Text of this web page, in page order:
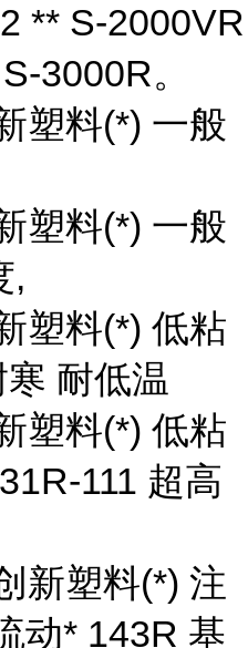
** S-2000VR
3000R。
塑料(*) 一般
塑料(*) 一般
,
塑料(*) 低粘
耐低温
塑料(*) 低粘
111 超高
新塑料(*) 注
动* 143R 基